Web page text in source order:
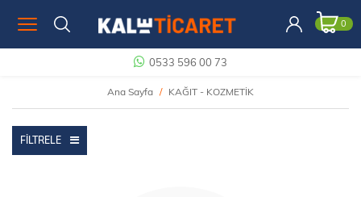
0
0533 596 00 73
Ana Sayfa KAĞIT - KOZMETİK
FILTRELE